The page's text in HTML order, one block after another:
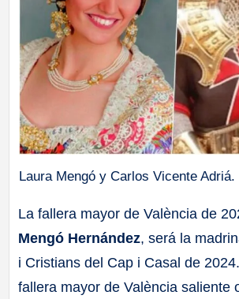
Laura Mengó y Carlos Vicente Adriá.
La fallera mayor de València de
Mengó Hernández, será la
i Cristians del Cap i Casal de
fallera mayor de València saliente